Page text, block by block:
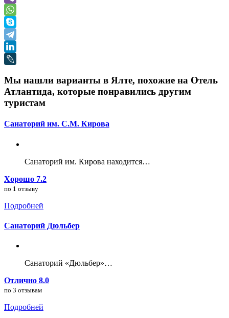
Мы нашли варианты в Ялте, похожие на Отель
Атлантида, которые понравились другим
туристам
Санаторий им. С.М. Кирова
Санаторий им. Кирова находится…
Хорошо 7.2
по 1 отзыву
Подробней
Санаторий Дюльбер
Санаторий «Дюльбер»…
Отлично 8.0
по 3 отзывам
Подробней